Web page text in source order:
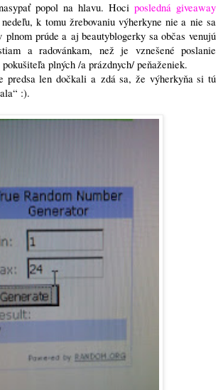
popol na hlavu. Hoci posledná giveaway
k tomu žrebovaniu výherkyne nie a nie sa
prúde a aj beautyblogerky sa občas venujú
a radovánkam, než je vznešené poslanie
plných /a prázdnych/ peňaženiek.
predsa len dočkali a zdá sa, že výherkyňa si tú
:).